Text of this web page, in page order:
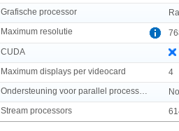
Grafische processor
Maximum resolutie
CUDA
Maximum displays per videocard
4
Stream processors